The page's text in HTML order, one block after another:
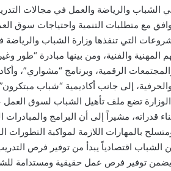
الشباب والرياضة والعمل في مجالات
مع متطلبات التنمية واحتياجات سوق
التي تنفذها وزارة الشباب والرياضة
والفنية، ومن بينها مبادرة “طور
الرقمية، وبرنامج “مشواري”،
والحرفية، إلى جانب أكاديمية “شباب
الوزارة تضع ملف تأهيل الشباب لسوق العمل
قدراته، مشيراً إلى أن البرامج
بالمهارات اللازمة لمواكبة التطورات
الشباب اقتصادياً يبدأ من توفير فرص
يضمن توفير فرص عمل حقيقية ومستدامة